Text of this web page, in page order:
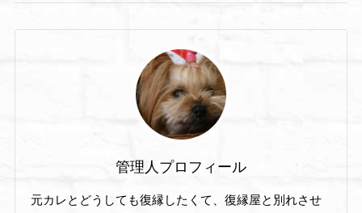
管理人プロフィール
元カレとどうしても復縁したくて、復縁屋と別れさせ